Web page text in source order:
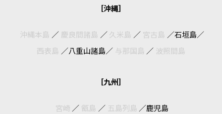
［沖縄］
沖縄本島 ／ 慶良間諸島 ／ 久米島 ／ 宮古島 ／石垣島／
西表島 ／八重山諸島／ 与那国島 ／ 波照間島
［九州］
宮崎 ／ 甑島 ／ 五島列島 ／鹿児島